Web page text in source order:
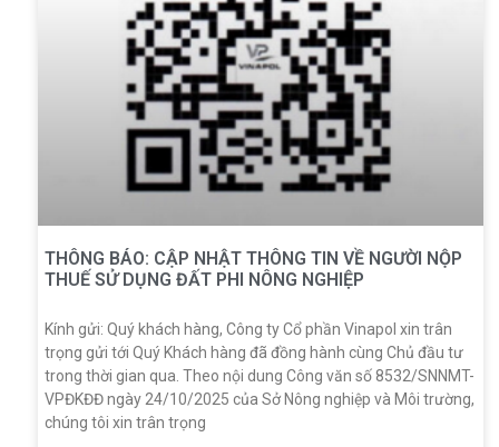
THÔNG BÁO: CẬP NHẬT THÔNG TIN VỀ NGƯỜI NỘP
THUẾ SỬ DỤNG ĐẤT PHI NÔNG NGHIỆP
Kính gửi: Quý khách hàng, Công ty Cổ phần Vinapol xin trân
trọng gửi tới Quý Khách hàng đã đồng hành cùng Chủ đầu tư
trong thời gian qua. Theo nội dung Công văn số 8532/SNNMT-
VPĐKĐĐ ngày 24/10/2025 của Sở Nông nghiệp và Môi trường,
chúng tôi xin trân trọng